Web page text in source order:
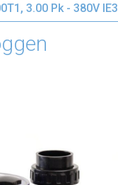
3.00 Pk - 380V IE3